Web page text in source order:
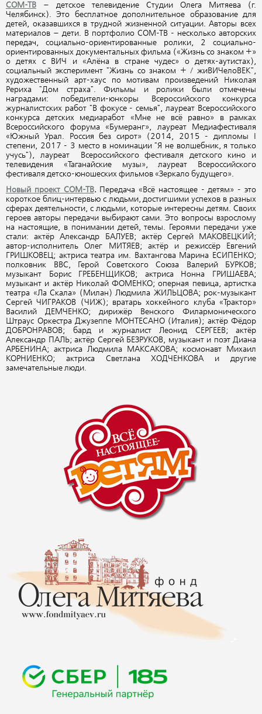
СОМ-ТВ – детское телевидение Студии Олега Митяева (г.
Челябинск). Это бесплатное дополнительное образование для
детей, оказавшихся в трудной жизненной ситуации. Авторы всех
материалов – дети. В портфолио СОМ-ТВ - несколько авторских
передач, социально-ориентированные ролики, 2 социально-
ориентированных документальных фильма («Жизнь со знаком +»
о детях с ВИЧ и «Алёна в стране чудес» о детях-аутистах),
социальный эксперимент "Жизнь со знаком + / жиВИЧелоВЕК",
художественный арт-хаус по мотивам произведений Николая
Рериха "Дом страха". Фильмы и ролики были отмечены
наградами: победители-юнкоры Всероссийского конкурса
журналистских работ "В фокусе - семья", лауреат Всероссийского
конкурса детских медиаработ «Мне не всё равно» в рамках
Всероссийского форума «Бумеранг», лауреат Медиафестиваля
«Южный Урал. Россия без сирот» (2014, 2015 - дипломы I
степени, 2017 - 3 место в номинации "Я не волшебник, я только
учусь"), лауреат Всероссийского фестиваля детского кино и
телевидения «Таганайские музы», лауреат Всероссийского
фестиваля детско-юношеских фильмов «Зеркало будущего».
Новый проект СОМ-ТВ.Передача «Всё настоящее - детям» - это
короткое блиц-интервью с людьми, достигшими успехов в разных
сферах деятельности, с людьми, которые интересны детям. Своих
героев авторы передачи выбирают сами. Это вопросы взрослому
на настоящие, в понимании детей, темы. Героями передачи уже
стали: актёр Александр БАЛУЕВ; актёр Сергей МАКОВЕЦКИЙ;
автор-исполнитель Олег МИТЯЕВ; актёр и режиссёр Евгений
ГРИШКОВЕЦ; актриса театра им. Вахтангова Марина ЕСИПЕНКО;
полковник ВВС, Герой Советского Союза Валерий БУРКОВ;
музыкант Борис ГРЕБЕНЩИКОВ; актриса Нонна ГРИШАЕВА;
музыкант и актёр Николай ФОМЕНКО; оперная певица, артистка
театра «Ла Скала» (Милан) Людмила ЖИЛЬЦОВА; рок-музыкант
Сергей ЧИГРАКОВ (ЧИЖ); вратарь хоккейного клуба «Трактор»
Василий ДЕМЧЕНКО; дирижёр Венского Филармонического
Штраус Оркестра Джузеппе МОНТЕСАНО (Италия); актёр Фёдор
ДОБРОНРАВОВ; бард и журналист Леонид СЕРГЕЕВ; актёр
Александр ПАЛЬ; актёр Сергей БЕЗРУКОВ, музыкант и поэт Диана
АРБЕНИНА; актриса Людмила МАКСАКОВА; космонавт Михаил
КОРНИЕНКО; актриса Светлана ХОДЧЕНКОВА и другие
замечательные люди.